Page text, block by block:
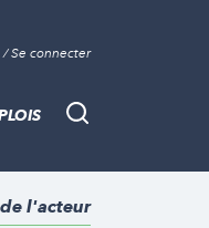
/ Se connecter
Recherche
l'acteur